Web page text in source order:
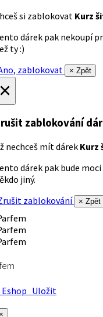
si zablokovat Kurz
dárek pak nekoupí
ty :)
zablokovat
× Zpět
zablokování
nechceš mít dárek Kurz
dárek pak bude
jiný.
zablokování
× Zpět
Uložit